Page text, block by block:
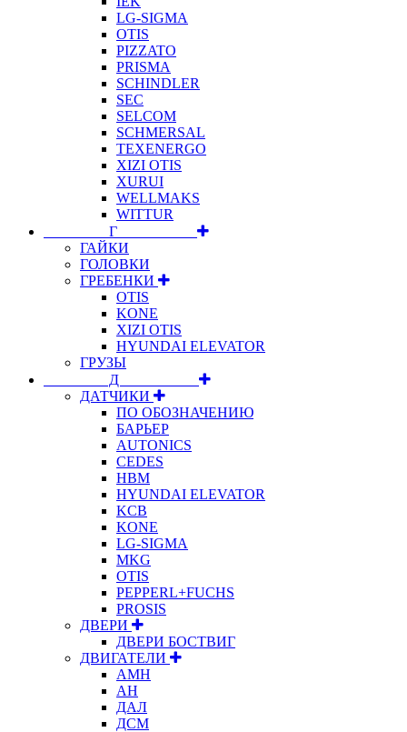
LG-SIGMA
OTIS
PIZZATO
PRISMA
SCHINDLER
SEC
SELCOM
SCHMERSAL
TEXENERGO
XIZI OTIS
XURUI
WELLMAKS
WITTUR
⠀⠀⠀⠀⠀⠀Г⠀⠀⠀⠀⠀⠀⠀
ГАЙКИ
ГОЛОВКИ
ГРЕБЕНКИ
OTIS
KONE
XIZI OTIS
HYUNDAI ELEVATOR
ГРУЗЫ
⠀⠀⠀⠀⠀⠀Д⠀⠀⠀⠀⠀⠀⠀
ДАТЧИКИ
ПО ОБОЗНАЧЕНИЮ
БАРЬЕР
AUTONICS
CEDES
HBM
HYUNDAI ELEVATOR
KCB
KONE
LG-SIGMA
MKG
OTIS
PEPPERL+FUCHS
PROSIS
ДВЕРИ
ДВЕРИ БОСТВИГ
ДВИГАТЕЛИ
АМН
АН
ДАЛ
ДСМ